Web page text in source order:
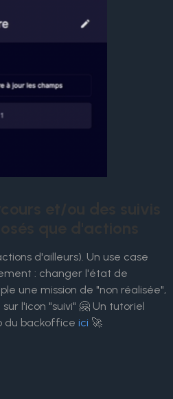
d'ailleurs). Un use case
: changer l'état de
une mission de "non réalisée",
l'icon "suivi" 🤗 Un tutoriel
du backoffice ici 🚀